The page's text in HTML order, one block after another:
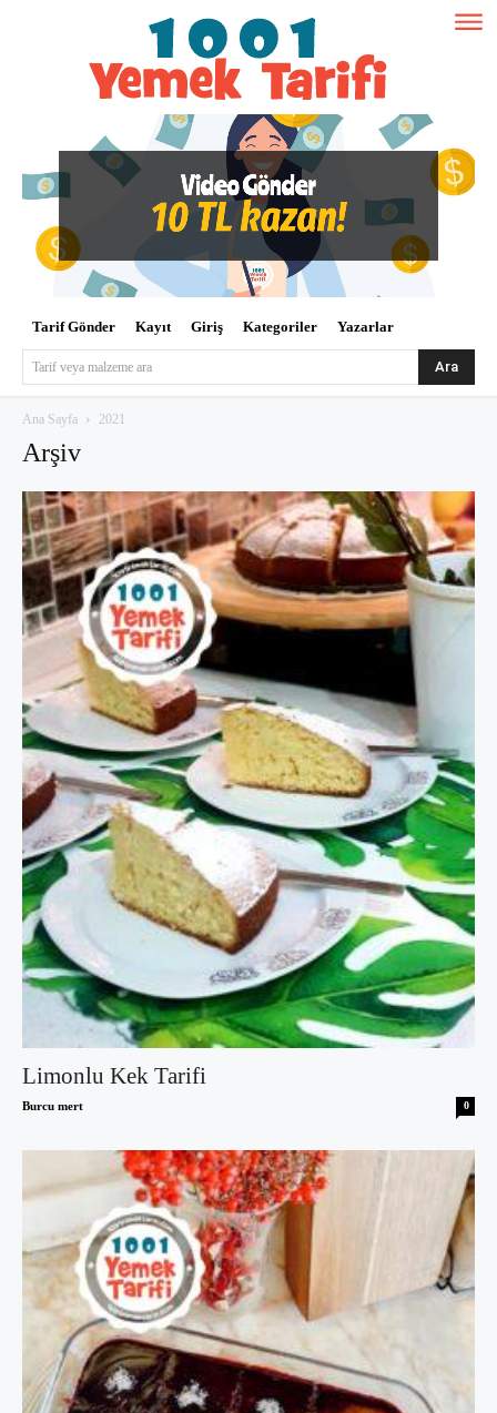
Tarif Gönder Kayıt Giriş Kategoriler Yazarlar
Tarif veya malzeme ara Ara
Ana Sayfa 2021
Arşiv
Limonlu Kek Tarifi
Burcu mert 0